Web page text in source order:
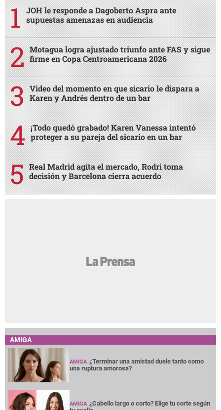
JOH le responde a Dagoberto Aspra ante
supuestas amenazas en audiencia
Motagua logra ajustado triunfo ante FAS y sigue
firme en Copa Centroamericana 2026
Video del momento en que sicario le dispara a
Karen y Andrés dentro de un bar
¡Todo quedó grabado! Karen Vanessa intentó
proteger a su pareja del sicario en un bar
Real Madrid agita el mercado, Rodri toma
decisión y Barcelona cierra acuerdo
AMIGA
AMIGA ¿Terminar una amistad duele tanto como
una ruptura amorosa?
AMIGA ¿Cabello largo o corto? Elige tu corte según